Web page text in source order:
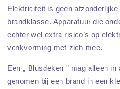
Elektriciteit is geen
brandklasse. Apparatuur die
echter wel extra risico’s op
vonkvorming met zich mee.
Een „ Blusdeken ” mag alleen
genomen bij een brand in een